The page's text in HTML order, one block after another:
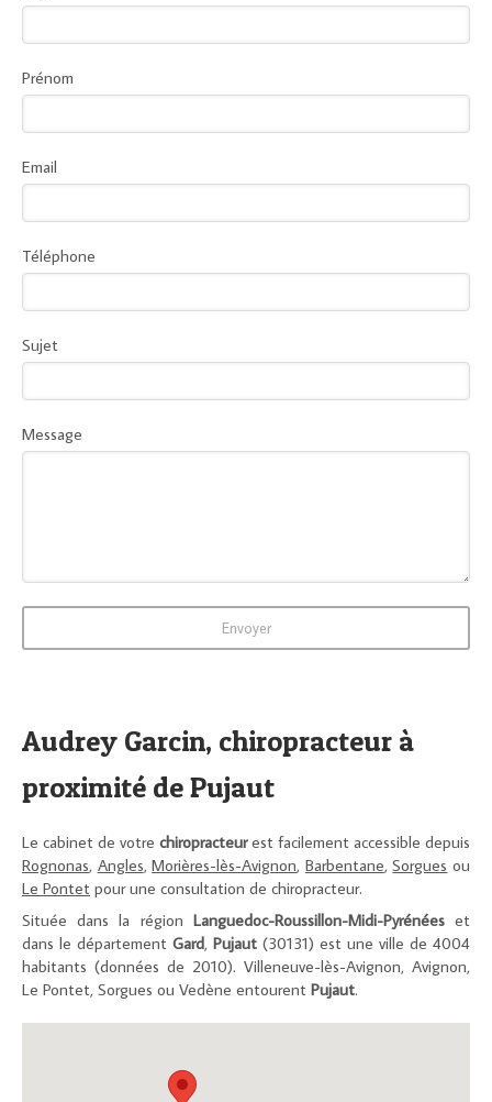
Prénom
Email
Téléphone
Sujet
Message
Envoyer
Audrey Garcin, chiropracteur à
proximité de Pujaut
Le cabinet de votre chiropracteurest facilement accessible depuis
Rognonas, Angles,Morières-lès-Avignon, Barbentane,Sorgues ou
Le Pontet pour une consultation de chiropracteur.
Située dans la région Languedoc-Roussillon-Midi-Pyrénéeset
dans le département Gard, Pujaut (30131) est une ville de 4004
habitants (données de 2010). Villeneuve-lès-Avignon, Avignon,
Le Pontet, Sorgues ou Vedène entourent Pujaut.